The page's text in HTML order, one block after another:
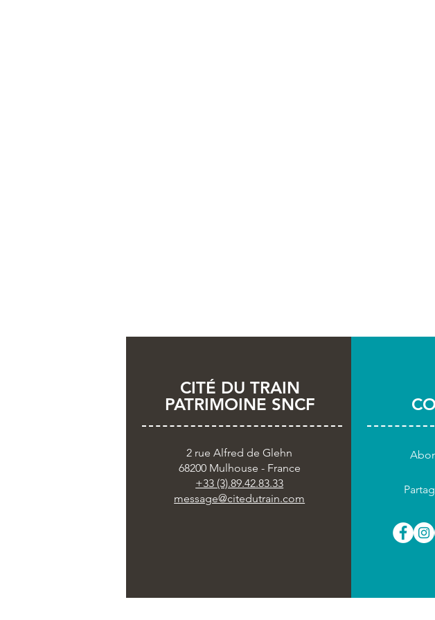
CITÉ DU TRAIN
PATRIMOINE SNCF
2 rue Alfred de Glehn
68200 Mulhouse - France
+33 (3).89.42.83.33
message@citedutrain.com